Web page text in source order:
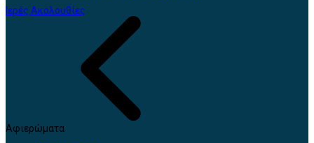
Ιερές Ακολουθίες
Αφιερώματα